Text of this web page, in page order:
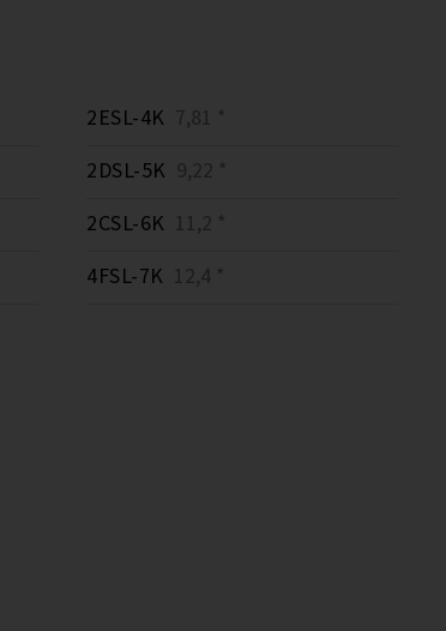
2ESL-4K 7,81 *
2DSL-5K 9,22 *
2CSL-6K 11,2 *
4FSL-7K 12,4 *